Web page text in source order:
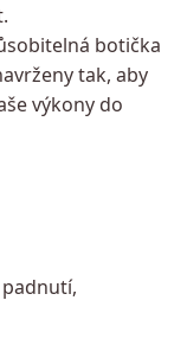
botička
tak, aby
výkony do